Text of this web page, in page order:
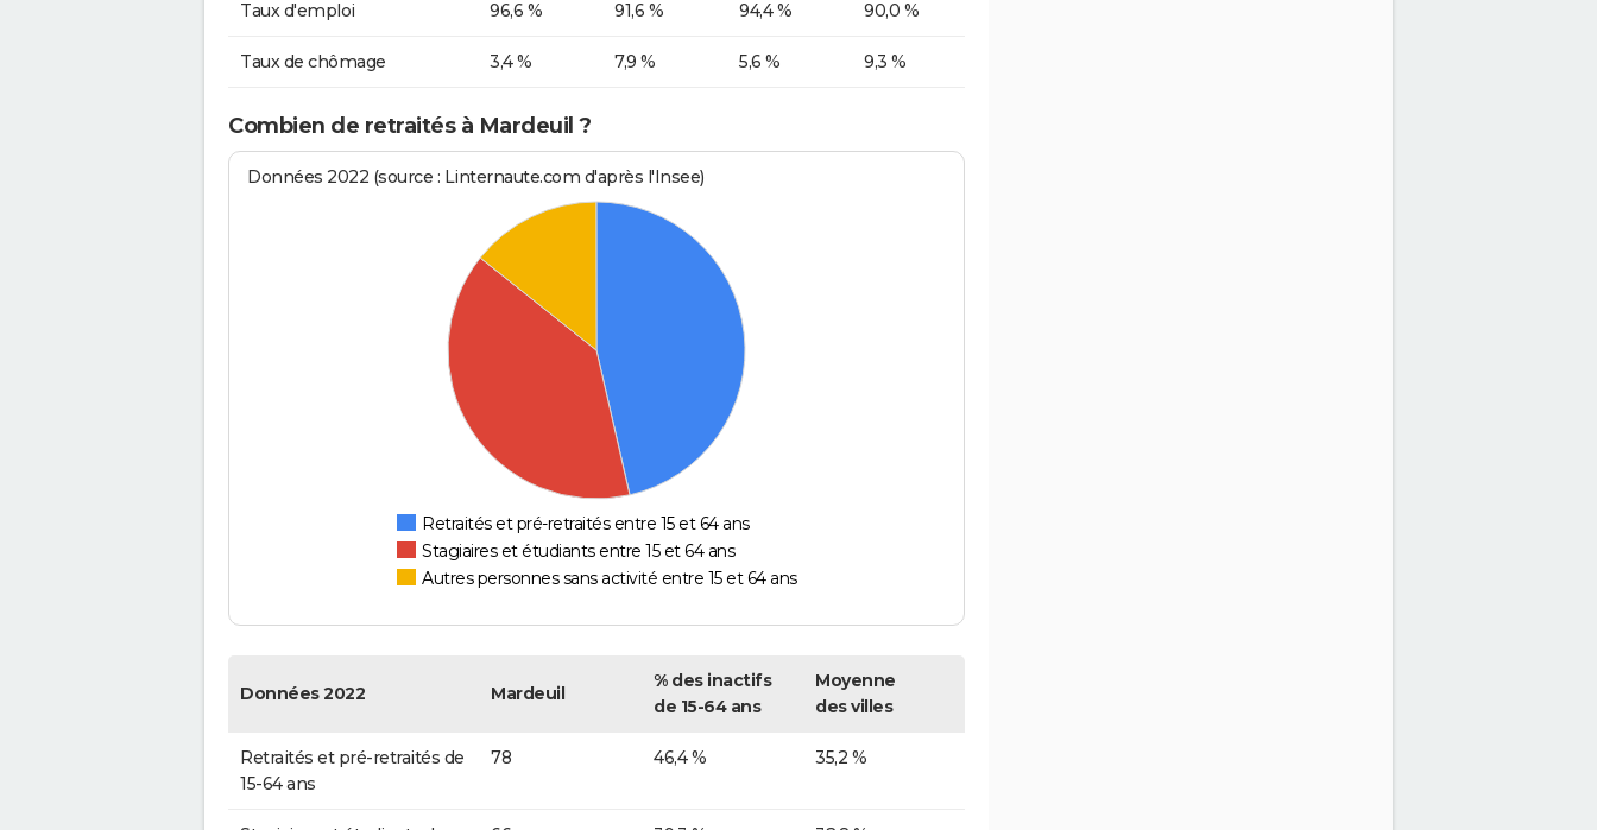
Taux d'emploi 96,6 % 91,6 % 94,4 % 90,0 %
Taux de chômage 3,4 % 7,9 % 5,6 % 9,3 %
Combien de retraités à Mardeuil ?
Données 2022 (source : Linternaute.com d'après l'Insee)
Retraités et pré-retraités entre 15 et 64 ans
Stagiaires et étudiants entre 15 et 64 ans
Autres personnes sans activité entre 15 et 64 ans
Données 2022 Mardeuil
% des inactifs
de 15-64 ans
Moyenne
des villes
Retraités et pré-retraités de
15-64 ans
78 46,4 % 35,2 %